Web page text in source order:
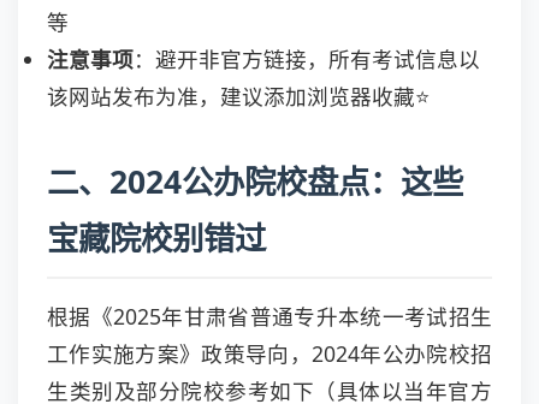
等
注意事项：避开非官方链接，所有考试信息以
该网站发布为准，建议添加浏览器收藏⭐
二、2024公办院校盘点：这些
宝藏院校别错过
根据《2025年甘肃省普通专升本统一考试招生
工作实施方案》政策导向，2024年公办院校招
生类别及部分院校参考如下（具体以当年官方